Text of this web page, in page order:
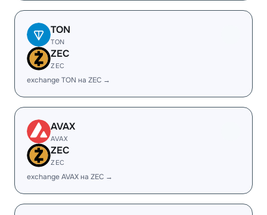
TON
TON
ZEC
ZEC
exchange TON на ZEC →
AVAX
AVAX
ZEC
ZEC
exchange AVAX на ZEC →